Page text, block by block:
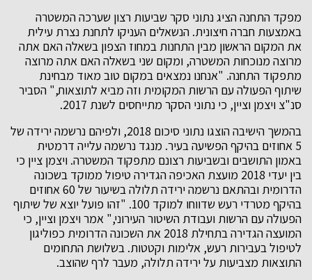
מפקד התחנה הציג נתוני סקר שביעות רצון שערכה המשטרה
באמצעות חברה חיצונית. הנשאלים העניקו לתחנת נצרת עילית
את המקום הראשון מבין התחנות במחוז הצפון בשאלה האם אתה
מרוצה מנוכחות המשטרה, ומקום שני בשאלה האם אתה מרוצה
מתפקוד התחנה. "אנחנו נמצאים במקום טוב מאוד מבחינת
שיתוף הפעולה עם הרשות המקומית וזה מביא לתוצאות," הסביר
סנ"צ ויצמן וציין, כי נתוני הסקר מתייחסים לשנת 2017.
בהמשך הישיבה הוצגו נתוני סיכום 2018, ולפיהם נרשמה ירידה של
5 אחוזים בהיקף הפשיעה בעיר. מנגד נרשמה עלייה דרמטית
באמון התושבים ובשביעות רצונם מתפקוד המשטרה. ויצמן ציין כי
בין יעדי 2018 מועצת האכיפה הגדירה טיפול ממוקד בשכונה
הדרומית ובהתאם נרשמה ירידה תלולה בשיעור של 60 אחוזים
בהיקף מטרדי רעש שדווחו למוקד 100. "זהו פועל יוצא של שיתוף
הפעולה עם הרשות ועבודת השיטור העירוני," אמר ויצמן וציין, כי
המועצה הגדירה בתחילת 2018 את השכונה הדרומית כפוליגון
לטיפול בעבירות רעש, אלימות וקטטות. בשלושת התחומים
התוצאות מצביעות על ירידה תלולה, מעבר לרף שהוצב.